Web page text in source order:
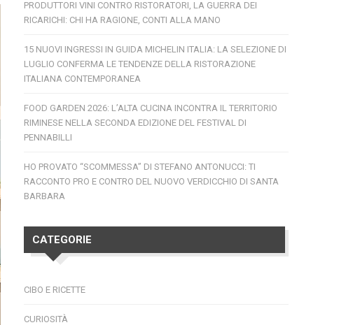
PRODUTTORI VINI CONTRO RISTORATORI, LA GUERRA DEI
RICARICHI: CHI HA RAGIONE, CONTI ALLA MANO
15 NUOVI INGRESSI IN GUIDA MICHELIN ITALIA: LA SELEZIONE DI
LUGLIO CONFERMA LE TENDENZE DELLA RISTORAZIONE
ITALIANA CONTEMPORANEA
FOOD GARDEN 2026: L’ALTA CUCINA INCONTRA IL TERRITORIO
RIMINESE NELLA SECONDA EDIZIONE DEL FESTIVAL DI
PENNABILLI
HO PROVATO “SCOMMESSA” DI STEFANO ANTONUCCI: TI
RACCONTO PRO E CONTRO DEL NUOVO VERDICCHIO DI SANTA
BARBARA
CATEGORIE
CIBO E RICETTE
CURIOSITÀ